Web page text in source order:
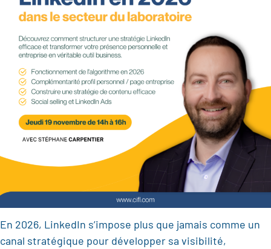
En 2026, LinkedIn s’impose plus que jamais comme un
canal stratégique pour développer sa visibilité,